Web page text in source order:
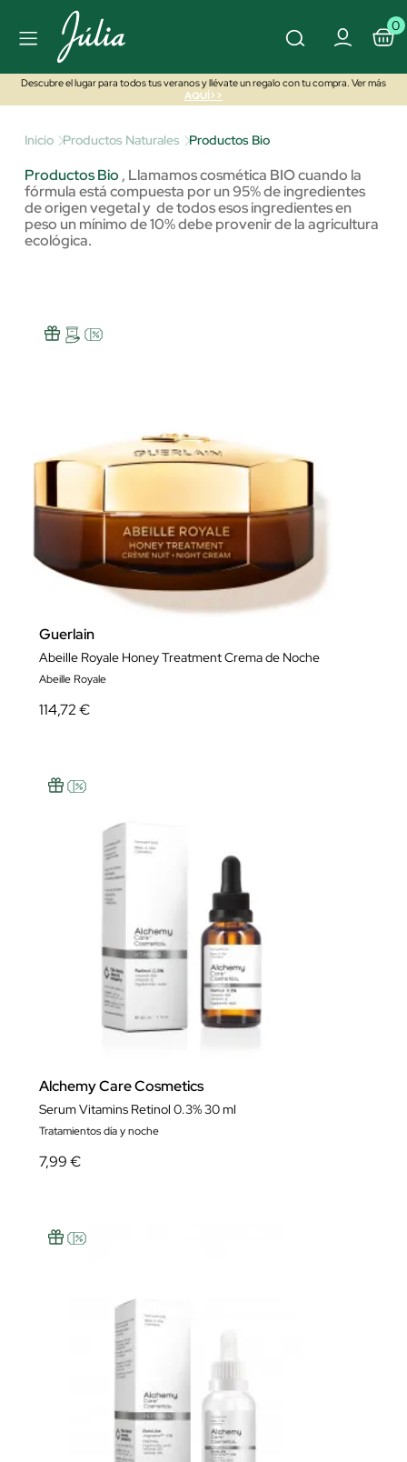
0
Descubre el lugar para todos tus veranos y llévate un regalo con tu compra. Ver más
AQUÍ>>
Inicio Productos Naturales Productos Bio
Productos Bio , Llamamos cosmética BIO cuando la
fórmula está compuesta por un 95% de ingredientes
de origen vegetal y de todos esos ingredientes en
peso un mínimo de 10% debe provenir de la agricultura
ecológica.
Guerlain
Abeille Royale Honey Treatment Crema de Noche
Abeille Royale
114,72 €
Alchemy Care Cosmetics
Serum Vitamins Retinol 0.3% 30 ml
Tratamientos día y noche
7,99 €